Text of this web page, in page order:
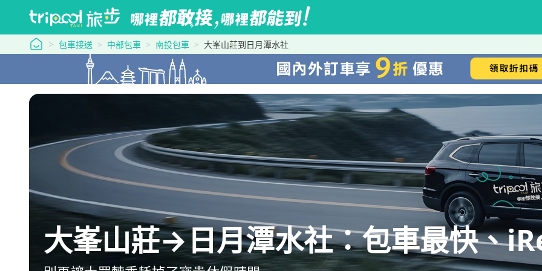
tripool 旅步
包車接送 中部包車 南投包車 大峯山莊到日月潭水社
大峯山莊→日月潭水社：包車最快、